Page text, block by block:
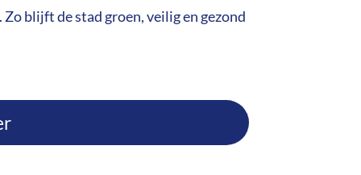
blijft de stad groen, veilig en gezond